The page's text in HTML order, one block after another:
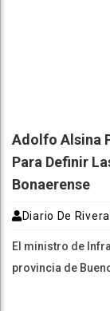
Adolfo Alsina
Para Definir
Bonaerense
Diario De Rivera
El ministro de
provincia de